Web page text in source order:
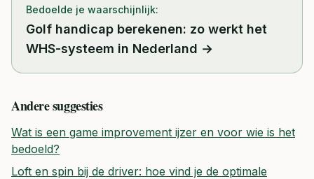
Bedoelde je waarschijnlijk:
Golf handicap berekenen: zo werkt het
WHS-systeem in Nederland →
Andere suggesties
Wat is een game improvement ijzer en voor wie is het
bedoeld?
Loft en spin bij de driver: hoe vind je de optimale